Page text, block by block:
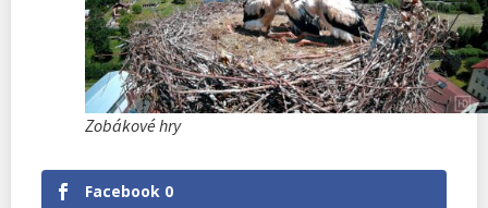
Zobákové hry
Facebook 0